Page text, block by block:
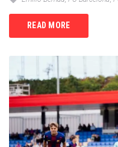
READ MORE